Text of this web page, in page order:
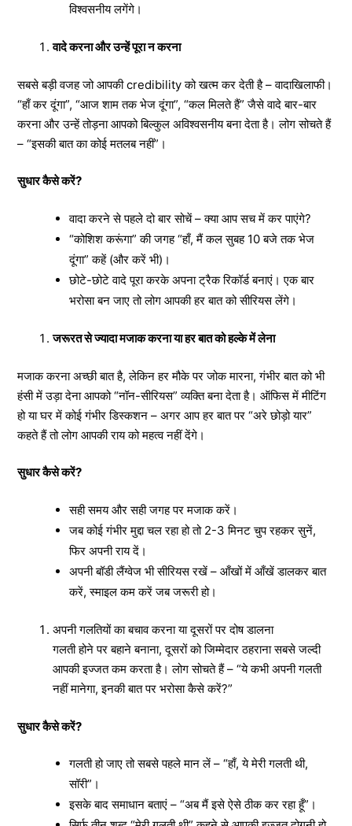
विश्वसनीय लगेंगे।
वादे करना और उन्हें पूरा न करना
सबसे बड़ी वजह जो आपकी credibility को खत्म कर देती है – वादाखिलाफी।
“हाँ कर दूंगा”, “आज शाम तक भेज दूंगा”, “कल मिलते हैं” जैसे वादे बार-बार
करना और उन्हें तोड़ना आपको बिल्कुल अविश्वसनीय बना देता है। लोग सोचते हैं
– “इसकी बात का कोई मतलब नहीं”।
सुधार कैसे करें?
वादा करने से पहले दो बार सोचें – क्या आप सच में कर पाएंगे?
“कोशिश करूंगा” की जगह “हाँ, मैं कल सुबह 10 बजे तक भेज
दूंगा” कहें (और करें भी)।
छोटे-छोटे वादे पूरा करके अपना ट्रैक रिकॉर्ड बनाएं। एक बार
भरोसा बन जाए तो लोग आपकी हर बात को सीरियस लेंगे।
जरूरत से ज्यादा मजाक करना या हर बात को हल्के में लेना
मजाक करना अच्छी बात है, लेकिन हर मौके पर जोक मारना, गंभीर बात को भी
हंसी में उड़ा देना आपको “नॉन-सीरियस” व्यक्ति बना देता है। ऑफिस में मीटिंग
हो या घर में कोई गंभीर डिस्कशन – अगर आप हर बात पर “अरे छोड़ो यार”
कहते हैं तो लोग आपकी राय को महत्व नहीं देंगे।
सुधार कैसे करें?
सही समय और सही जगह पर मजाक करें।
जब कोई गंभीर मुद्दा चल रहा हो तो 2-3 मिनट चुप रहकर सुनें,
फिर अपनी राय दें।
अपनी बॉडी लैंग्वेज भी सीरियस रखें – आँखों में आँखें डालकर बात
करें, स्माइल कम करें जब जरूरी हो।
अपनी गलतियों का बचाव करना या दूसरों पर दोष डालना
गलती होने पर बहाने बनाना, दूसरों को जिम्मेदार ठहराना सबसे जल्दी
आपकी इज्जत कम करता है। लोग सोचते हैं – “ये कभी अपनी गलती
नहीं मानेगा, इनकी बात पर भरोसा कैसे करें?”
सुधार कैसे करें?
गलती हो जाए तो सबसे पहले मान लें – “हाँ, ये मेरी गलती थी,
सॉरी”।
इसके बाद समाधान बताएं – “अब मैं इसे ऐसे ठीक कर रहा हूँ”।